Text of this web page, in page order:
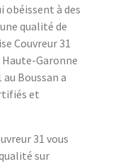
à des
qualité de
Couvreur 31
Garonne
Boussan a
et
31 vous
sur